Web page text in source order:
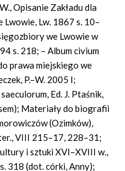
Opisanie Zakładu dla
Lwowie, Lw. 1867 s. 10–
we Lwowie w
s. 218; – Album civium
prawa miejskiego we
P.–W. 2005 I;
Ed. J. Ptaśnik,
Materiały do biografii
(Ozimków),
VIII 215–17, 228–31;
i sztuki XVI–XVIII w.,
318 (dot. córki, Anny);